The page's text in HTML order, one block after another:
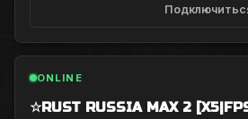
ONLINE
☆RUST RUSSIA MAX 2